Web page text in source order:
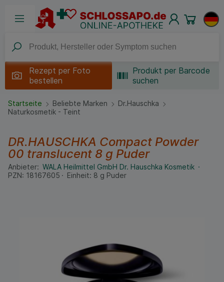
Rezept per Foto
bestellen
Produkt per Barcode
suchen
Startseite Beliebte Marken
Dr.Hauschka
Naturkosmetik - Teint
DR.HAUSCHKA Compact Powder
00 translucent 8 g Puder
Anbieter: WALA Heilmittel GmbH Dr. Hauschka Kosmetik
PZN: 18167605 Einheit: 8 g Puder